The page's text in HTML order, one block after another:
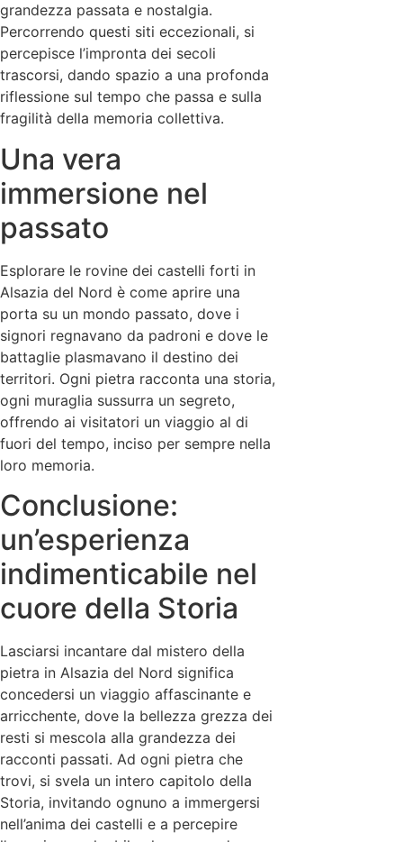
grandezza passata e nostalgia.
Percorrendo questi siti eccezionali, si
percepisce l’impronta dei secoli
trascorsi, dando spazio a una profonda
riflessione sul tempo che passa e sulla
fragilità della memoria collettiva.
Una vera
immersione nel
passato
Esplorare le rovine dei castelli forti in
Alsazia del Nord è come aprire una
porta su un mondo passato, dove i
signori regnavano da padroni e dove le
battaglie plasmavano il destino dei
territori. Ogni pietra racconta una storia,
ogni muraglia sussurra un segreto,
offrendo ai visitatori un viaggio al di
fuori del tempo, inciso per sempre nella
loro memoria.
Conclusione:
un’esperienza
indimenticabile nel
cuore della Storia
Lasciarsi incantare dal mistero della
pietra in Alsazia del Nord significa
concedersi un viaggio affascinante e
arricchente, dove la bellezza grezza dei
resti si mescola alla grandezza dei
racconti passati. Ad ogni pietra che
trovi, si svela un intero capitolo della
Storia, invitando ognuno a immergersi
nell’anima dei castelli e a percepire